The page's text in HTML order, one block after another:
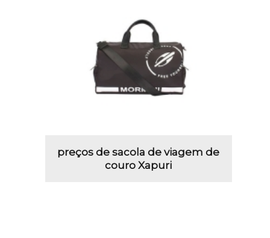
preços de sacola de viagem de
couro Xapuri